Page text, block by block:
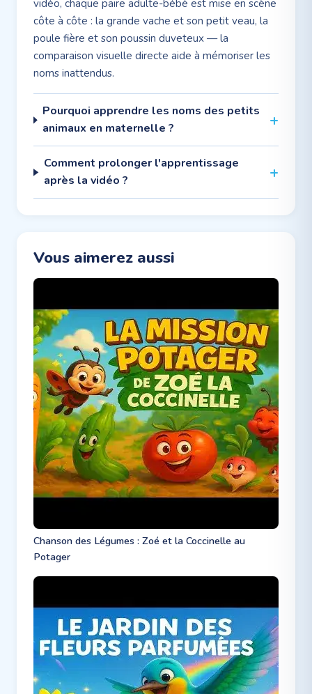
vidéo, chaque paire adulte-bébé est mise en scène
côte à côte : la grande vache et son petit veau, la
poule fière et son poussin duveteux — la
comparaison visuelle directe aide à mémoriser les
noms inattendus.
Pourquoi apprendre les noms des petits
animaux en maternelle ?
Comment prolonger l'apprentissage
après la vidéo ?
Vous aimerez aussi
Chanson des Légumes : Zoé et la Coccinelle au
Potager